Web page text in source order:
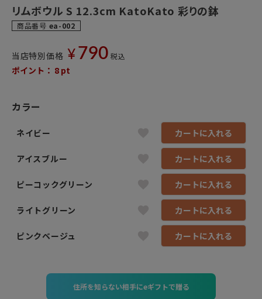
リムボウル S 12.3cm KatoKato 彩りの鉢
商品番号 ea-002
当店特別価格 ¥ 790 税込
ポイント： 8 pt
カラー
ネイビー カートに入れる
アイスブルー カートに入れる
ピーコックグリーン カートに入れる
ライトグリーン カートに入れる
ピンクベージュ カートに入れる
住所を知らない相手にeギフトで贈る